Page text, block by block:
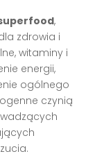
,
zdrowia i
witaminy i
energii,
ogólnego
czynią